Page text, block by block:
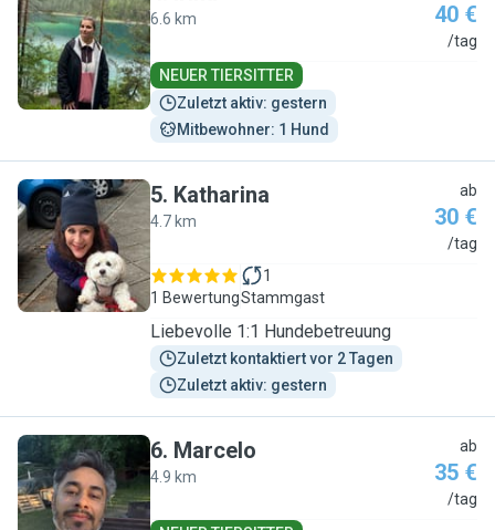
I
6.6 km 40 €
/tag
NEUER TIERSITTER
Zuletzt aktiv: gestern
Mitbewohner: 1 Hund
K
5. Katharina
4.7 km
ab
30 €
/tag
1 Bewertung
1
Stammgast
Liebevolle 1:1 Hundebetreuung
Zuletzt kontaktiert vor 2 Tagen
Zuletzt aktiv: gestern
M
6. Marcelo
4.9 km
ab
35 €
/tag